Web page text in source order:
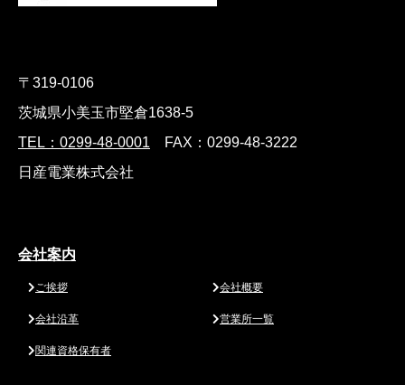
〒319-0106
茨城県小美玉市堅倉1638-5
TEL：0299-48-0001 FAX：0299-48-3222
日産電業株式会社
会社案内
ご挨拶 会社概要
会社沿革 営業所一覧
関連資格保有者